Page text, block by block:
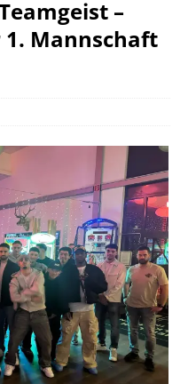
–
Mannschaft